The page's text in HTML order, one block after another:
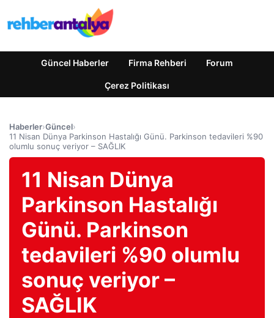
Güncel Haberler Firma Rehberi Forum
Çerez Politikası
Haberler›Güncel›
11 Nisan Dünya Parkinson Hastalığı Günü. Parkinson tedavileri %90
olumlu sonuç veriyor – SAĞLIK
11 Nisan Dünya
Parkinson Hastalığı
Günü. Parkinson
tedavileri %90 olumlu
sonuç veriyor –
SAĞLIK